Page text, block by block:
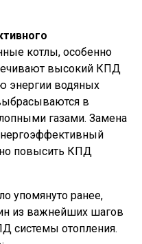
котлы, особенно
высокий КПД
энергии водяных
в
газами. Замена
повысить КПД
упомянуто ранее,
из важнейших шагов
системы отопления.